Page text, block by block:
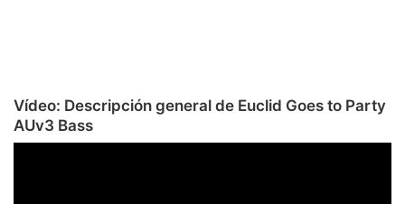
Vídeo: Descripción general de Euclid Goes to Party
AUv3 Bass